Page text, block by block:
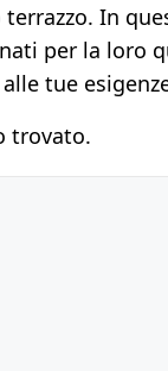
In
per la loro
tue
trovato.